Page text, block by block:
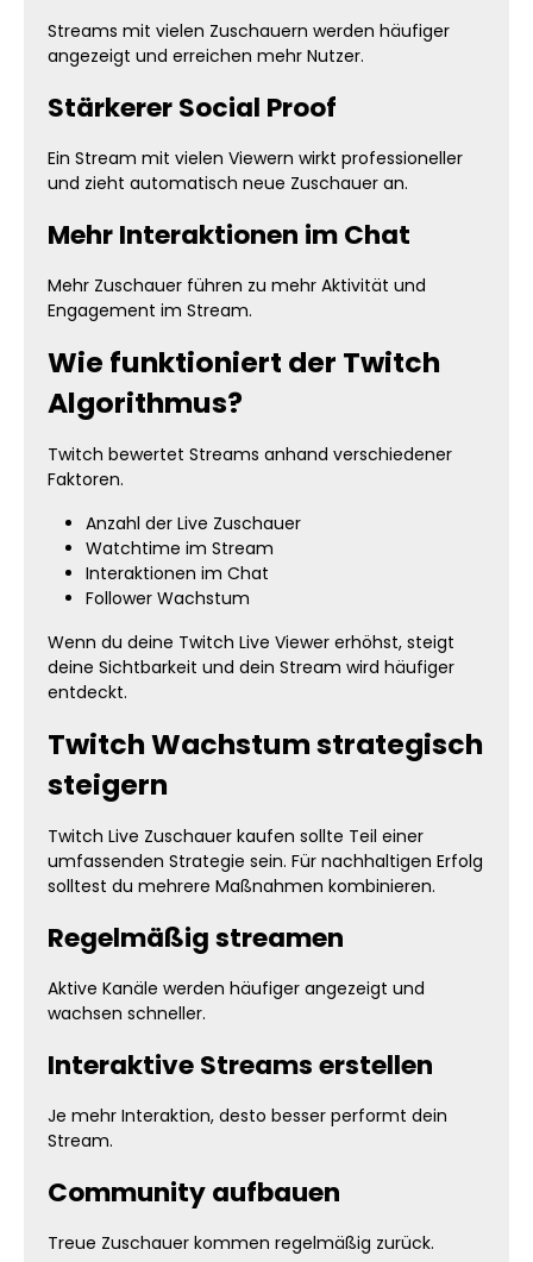
Streams mit vielen Zuschauern werden häufiger
angezeigt und erreichen mehr Nutzer.
Stärkerer Social Proof
Ein Stream mit vielen Viewern wirkt professioneller
und zieht automatisch neue Zuschauer an.
Mehr Interaktionen im Chat
Mehr Zuschauer führen zu mehr Aktivität und
Engagement im Stream.
Wie funktioniert der Twitch
Algorithmus?
Twitch bewertet Streams anhand verschiedener
Faktoren.
Anzahl der Live Zuschauer
Watchtime im Stream
Interaktionen im Chat
Follower Wachstum
Wenn du deine Twitch Live Viewer erhöhst, steigt
deine Sichtbarkeit und dein Stream wird häufiger
entdeckt.
Twitch Wachstum strategisch
steigern
Twitch Live Zuschauer kaufen sollte Teil einer
umfassenden Strategie sein. Für nachhaltigen Erfolg
solltest du mehrere Maßnahmen kombinieren.
Regelmäßig streamen
Aktive Kanäle werden häufiger angezeigt und
wachsen schneller.
Interaktive Streams erstellen
Je mehr Interaktion, desto besser performt dein
Stream.
Community aufbauen
Treue Zuschauer kommen regelmäßig zurück.